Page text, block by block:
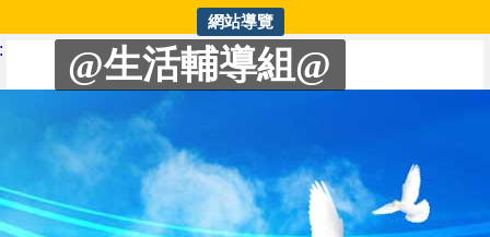
生輔組 | 行天宮急難濟助金
網站導覽
@生活輔導組@